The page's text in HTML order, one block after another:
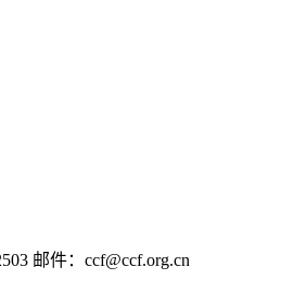
邮件：ccf@ccf.org.cn